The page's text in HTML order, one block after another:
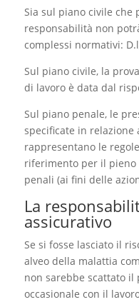
Sia sul piano civile che
responsabilità non
complessi normativi:
Sul piano civile, la
di lavoro è data dal
Sul piano penale, le
specificate in
rappresentano le
riferimento per il
penali (ai fini delle
La
assicurativo
Se si fosse lasciato il
alveo della malattia
non sarebbe scattato il
occasionale con il